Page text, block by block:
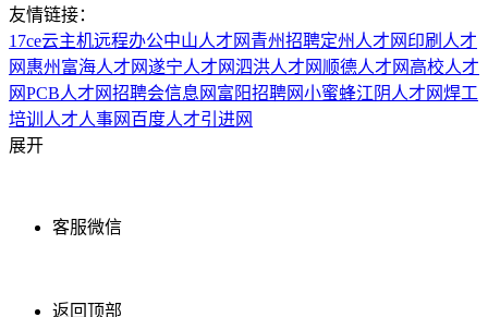
友情链接：
17ce云主机远程办公中山人才网 青州招聘定州人才网 印刷人才
网 惠州富海人才网遂宁人才网泗洪人才网 顺德人才网 高校人才
网PCB人才网招聘会信息网 富阳招聘网小蜜蜂江阴人才网焊工
培训 人才人事网 百度人才引进网
展开
客服微信
返回顶部